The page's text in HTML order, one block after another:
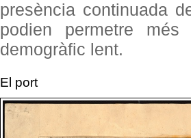
presència continuada
podien permetre
demogràfic lent.
El port